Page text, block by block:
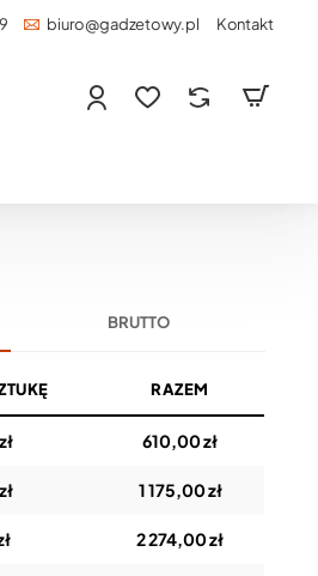
biuro@gadzetowy.pl Kontakt
BRUTTO
RAZEM
610,00 zł
1 175,00 zł
2 274,00 zł